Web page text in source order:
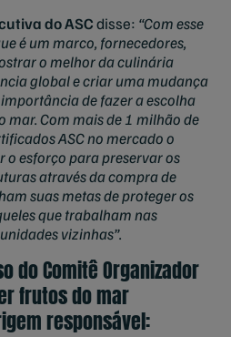
do ASCdisse: “Com esse
é um marco, fornecedores,
o melhor da culinária
global e criar uma mudança
de fazer a escolha
Com mais de 1 milhão de
ASC no mercado o
esforço para preservar os
através da compra de
suas metas de proteger os
que trabalham nas
vizinhas”.
do Comitê Organizador
frutos do mar
responsável: